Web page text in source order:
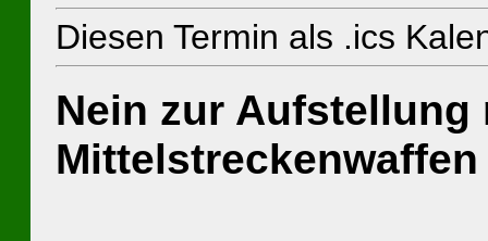
Diesen Termin als .ics
Nein zur Aufstellung